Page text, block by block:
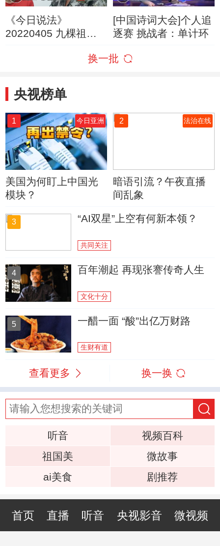
《今日说法》
20220405 九棵祖公
[中国诗词大会]个人追
逐赛 挑战者：单计环
换一批
央视榜单
1 今日亚洲
美国为何盯上中国光
模块？
2 法治在线
暗语引流？午夜直播
间乱象
3 “AI双星”上空有何新本领？
共同关注
4 百年潮起 再现张謇传奇人生
文化十分
5 一醋一面 “酸”出亿万财路
生财有道
查看更多 换一换
听音
视频百科
祖国美
微故事
ai美食
剧推荐
首页 直播 听音 央视影音 微视频